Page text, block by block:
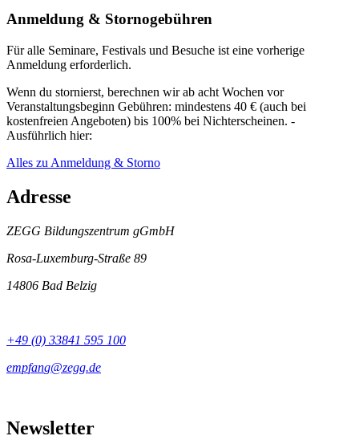
Anmeldung & Stornogebühren
Für alle Seminare, Festivals und Besuche ist eine vorherige
Anmeldung erforderlich.
Wenn du stornierst, berechnen wir ab acht Wochen vor
Veranstaltungsbeginn Gebühren: mindestens 40 € (auch bei
kostenfreien Angeboten) bis 100% bei Nichterscheinen. -
Ausführlich hier:
Alles zu Anmeldung & Storno
Adresse
ZEGG Bildungszentrum gGmbH
Rosa-Luxemburg-Straße 89
14806 Bad Belzig
+49 (0) 33841 595 100
Newsletter